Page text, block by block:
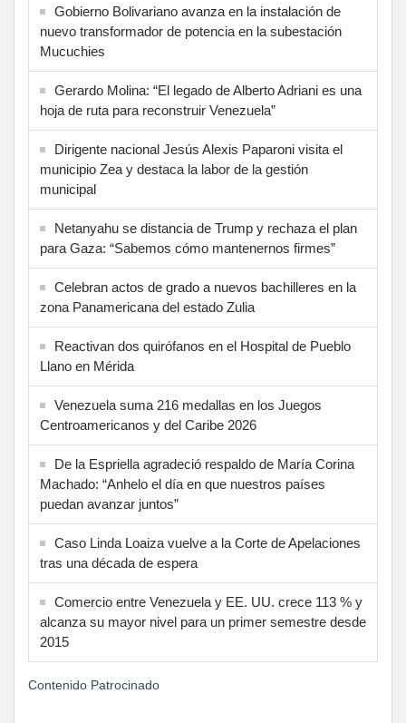
Gobierno Bolivariano avanza en la instalación de
nuevo transformador de potencia en la subestación
Mucuchies
Gerardo Molina: “El legado de Alberto Adriani es una
hoja de ruta para reconstruir Venezuela”
Dirigente nacional Jesús Alexis Paparoni visita el
municipio Zea y destaca la labor de la gestión
municipal
Netanyahu se distancia de Trump y rechaza el plan
para Gaza: “Sabemos cómo mantenernos firmes”
Celebran actos de grado a nuevos bachilleres en la
zona Panamericana del estado Zulia
Reactivan dos quirófanos en el Hospital de Pueblo
Llano en Mérida
Venezuela suma 216 medallas en los Juegos
Centroamericanos y del Caribe 2026
De la Espriella agradeció respaldo de María Corina
Machado: “Anhelo el día en que nuestros países
puedan avanzar juntos”
Caso Linda Loaiza vuelve a la Corte de Apelaciones
tras una década de espera
Comercio entre Venezuela y EE. UU. crece 113 % y
alcanza su mayor nivel para un primer semestre desde
2015
Contenido Patrocinado